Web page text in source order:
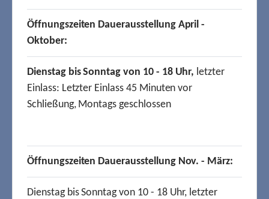
Öffnungszeiten Dauerausstellung April -
Oktober:
Dienstag bis Sonntag von 10 - 18 Uhr, letzter
Einlass: Letzter Einlass 45 Minuten vor
Schließung, Montags geschlossen
Öffnungszeiten Dauerausstellung Nov. - März:
Dienstag bis Sonntag von 10 - 18 Uhr, letzter